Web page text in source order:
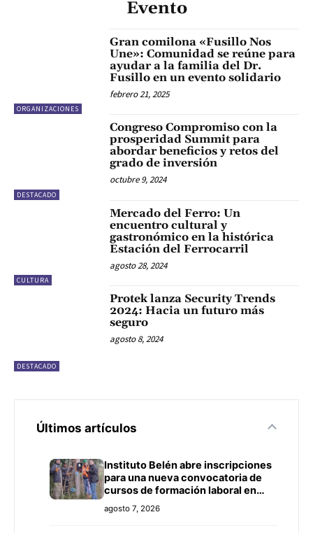
Evento
ORGANIZACIONES
Gran comilona «Fusillo Nos
Une»: Comunidad se reúne para
ayudar a la familia del Dr.
Fusillo en un evento solidario
febrero 21, 2025
DESTACADO
Congreso Compromiso con la
prosperidad Summit para
abordar beneficios y retos del
grado de inversión
octubre 9, 2024
CULTURA
Mercado del Ferro: Un
encuentro cultural y
gastronómico en la histórica
Estación del Ferrocarril
agosto 28, 2024
DESTACADO
Protek lanza Security Trends
2024: Hacia un futuro más
seguro
agosto 8, 2024
Últimos artículos
Instituto Belén abre inscripciones
para una nueva convocatoria de
cursos de formación laboral en
Concepción
agosto 7, 2026